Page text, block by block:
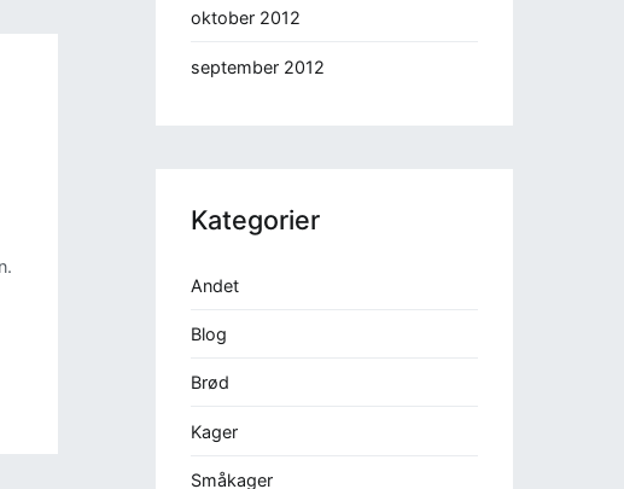
oktober 2012
september 2012
Kategorier
Andet
Blog
Brød
Kager
Småkager